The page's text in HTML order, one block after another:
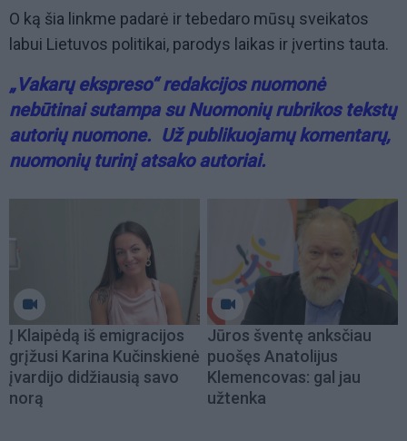
O ką šia linkme padarė ir tebedaro mūsų sveikatos
labui Lietuvos politikai, parodys laikas ir įvertins tauta.
„Vakarų ekspreso“ redakcijos nuomonė
nebūtinai sutampa su Nuomonių rubrikos tekstų
autorių nuomone. Už publikuojamų komentarų,
nuomonių turinį atsako autoriai.
Į Klaipėdą iš emigracijos
grįžusi Karina Kučinskienė
įvardijo didžiausią savo
norą
Jūros šventę anksčiau
puošęs Anatolijus
Klemencovas: gal jau
užtenka